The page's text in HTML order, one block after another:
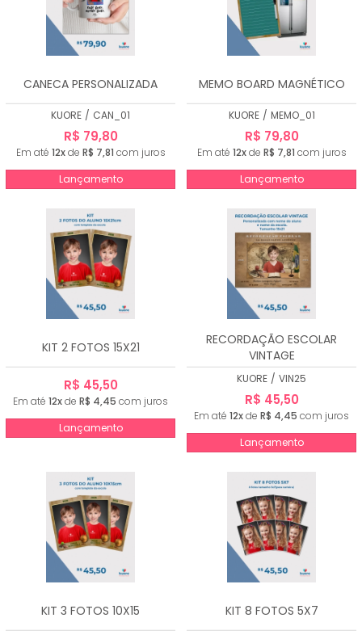
CANECA PERSONALIZADA
KUORE / CAN_01
R$ 79,80
Em até 12xde R$ 7,81 com juros
Lançamento
MEMO BOARD MAGNÉTICO
KUORE / MEMO_01
R$ 79,80
Em até 12xde R$ 7,81 com juros
Lançamento
KIT 2 FOTOS 15X21
R$ 45,50
Em até 12xde R$ 4,45 com juros
Lançamento
RECORDAÇÃO ESCOLAR
VINTAGE
KUORE / VIN25
R$ 45,50
Em até 12xde R$ 4,45 com juros
Lançamento
KIT 3 FOTOS 10X15 KIT 8 FOTOS 5X7